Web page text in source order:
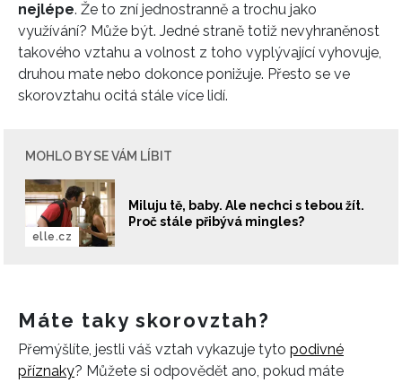
nejlépe. Že to zní jednostranně a trochu jako
využívání? Může být. Jedné straně totiž nevyhraněnost
takového vztahu a volnost z toho vyplývající vyhovuje,
druhou mate nebo dokonce ponižuje. Přesto se ve
skorovztahu ocitá stále více lidí.
MOHLO BY SE VÁM LÍBIT
Miluju tě, baby. Ale nechci s tebou žít.
Proč stále přibývá mingles?
elle.cz
Máte taky skorovztah?
Přemýšlíte, jestli váš vztah vykazuje tyto podivné
příznaky? Můžete si odpovědět ano, pokud máte